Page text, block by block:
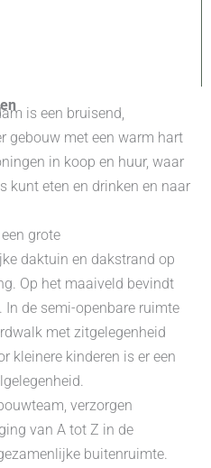
is een bruisend,
gebouw met een warm hart
in koop en huur, waar
kunt eten en drinken en naar
grote
daktuin en dakstrand op
Op het maaiveld bevindt
In de semi-openbare ruimte
met zitgelegenheid
kleinere kinderen is er een
verzorgen
van A tot Z in de
buitenruimte.